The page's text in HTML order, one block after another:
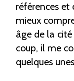
références et
mieux
âge de la
coup, il me
quelques